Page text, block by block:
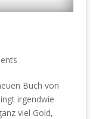
Buch von
irgendwie
viel Gold,